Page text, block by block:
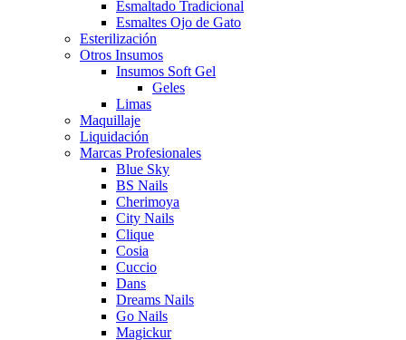
Esmaltado Tradicional
Esmaltes Ojo de Gato
Esterilización
Otros Insumos
Insumos Soft Gel
Geles
Limas
Maquillaje
Liquidación
Marcas Profesionales
Blue Sky
BS Nails
Cherimoya
City Nails
Clique
Cosia
Cuccio
Dans
Dreams Nails
Go Nails
Magickur